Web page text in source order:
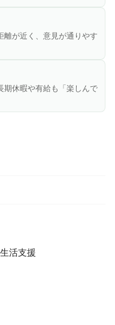
がたくさんいて、子育
す。
休みの希望は可能な限
期休暇・有休取得時に
出しています。
お子さんの行事のため
見直してもらえて、産
に対応してもらえま
は病院の雰囲気などの
きる環境づくりを目指
しい職場で新たなキャ
が近く、意見が通りやす
期休暇や有給も「楽しんで
活支援